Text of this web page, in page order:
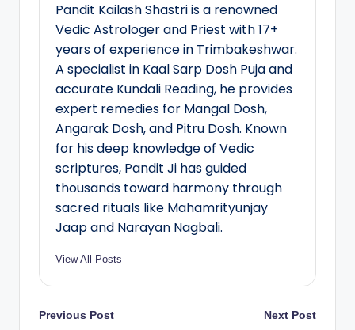
Pandit Kailash Shastri is a renowned
Vedic Astrologer and Priest with 17+
years of experience in Trimbakeshwar.
A specialist in Kaal Sarp Dosh Puja and
accurate Kundali Reading, he provides
expert remedies for Mangal Dosh,
Angarak Dosh, and Pitru Dosh. Known
for his deep knowledge of Vedic
scriptures, Pandit Ji has guided
thousands toward harmony through
sacred rituals like Mahamrityunjay
Jaap and Narayan Nagbali.
View All Posts
Previous Post Next Post